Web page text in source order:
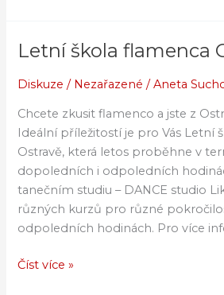
Letní škola flamenca
Diskuze / Nezařazené /Aneta
Chcete zkusit flamenco a jste z
Ideální příležitostí je pro Vás Letní
Ostravě, která letos proběhne v
dopoledních i odpoledních
tanečním studiu – DANCE studio
různých kurzů pro různé
odpoledních hodinách. Pro více
Letní
flamenca
Číst více »